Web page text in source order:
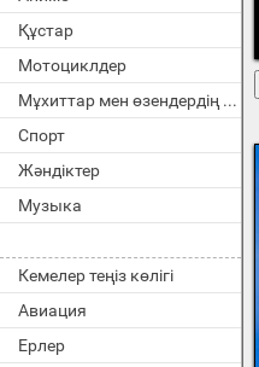
Құстар
Мотоциклдер
Мұхиттар мен өзендердің тұрғындары
Спорт
Жәндіктер
Музыка
Кемелер теңіз көлігі
Авиация
Ерлер